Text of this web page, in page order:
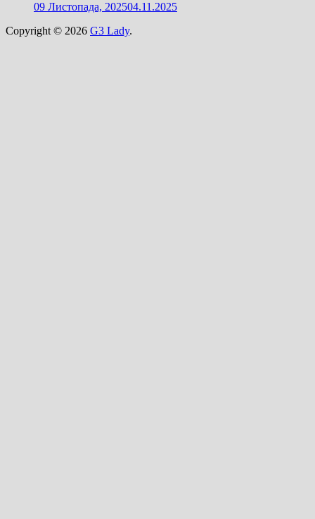
09 Листопада, 202504.11.2025
Copyright © 2026 G3 Lady.